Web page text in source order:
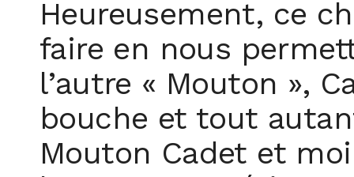
Heureusement, ce
faire en nous
l’autre « Mouton »,
bouche et tout
Mouton Cadet et